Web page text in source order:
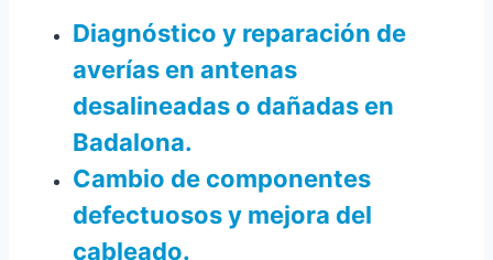
Diagnóstico y reparación de
averías en antenas
desalineadas o dañadas en
Badalona.
Cambio de componentes
defectuosos y mejora del
cableado.